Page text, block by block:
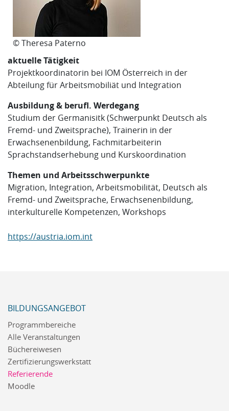
© Theresa Paterno
aktuelle Tätigkeit
Projektkoordinatorin bei IOM Österreich in der
Abteilung für Arbeitsmobiliät und Integration
Ausbildung & berufl. Werdegang
Studium der Germanisitk (Schwerpunkt Deutsch als
Fremd- und Zweitsprache), Trainerin in der
Erwachsenenbildung, Fachmitarbeiterin
Sprachstandserhebung und Kurskoordination
Themen und Arbeitsschwerpunkte
Migration, Integration, Arbeitsmobilität, Deutsch als
Fremd- und Zweitsprache, Erwachsenenbildung,
interkulturelle Kompetenzen, Workshops
https://austria.iom.int
BILDUNGSANGEBOT
Programmbereiche
Alle Veranstaltungen
Büchereiwesen
Zertifizierungswerkstatt
Referierende
Moodle